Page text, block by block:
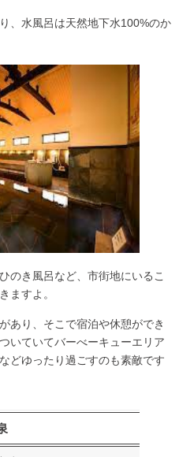
、 水風呂は天然地下水100%のか
のき風呂など、市街地にいるこ
ますよ。
あり、そこで宿泊や休憩ができ
いていてバーべーキューエリア
どゆったり過ごすのも素敵です